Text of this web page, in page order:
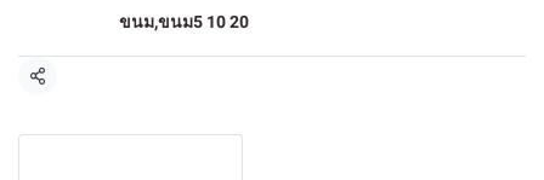
ขนม,ขนม5 10 20
แชร์